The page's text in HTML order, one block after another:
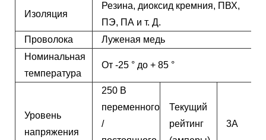
Изоляция
Резина, диоксид кремния, ПВХ,
ПЭ, ПА и т. Д.
Проволока
Луженая медь
Номинальная
температура
От -25 ° до + 85 °
Уровень
напряжения
250 В
переменного
/
Текущий
рейтинг
3А